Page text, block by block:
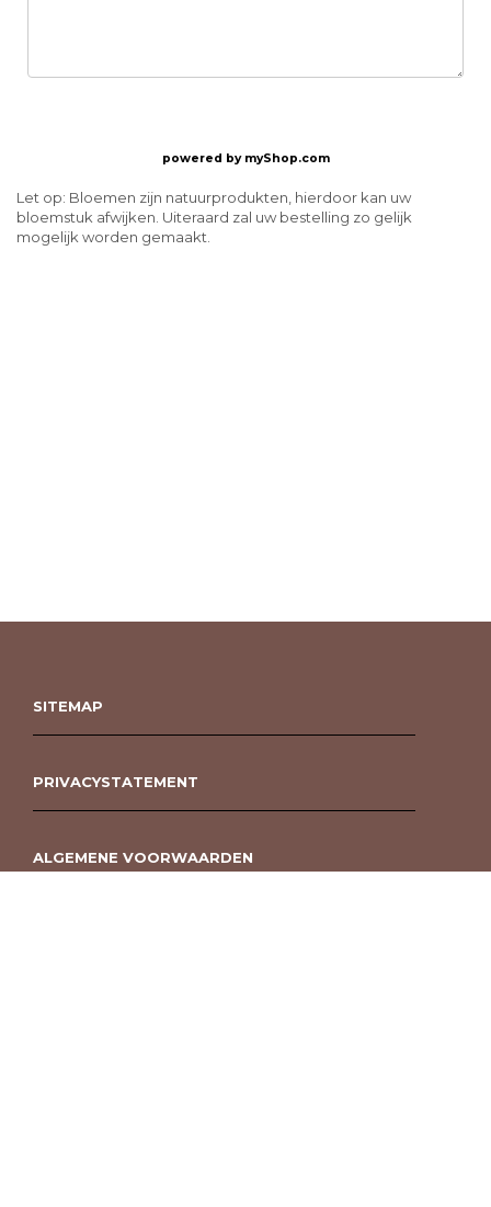
powered by myShop.com
Let op: Bloemen zijn natuurprodukten, hierdoor kan uw
bloemstuk afwijken. Uiteraard zal uw bestelling zo gelijk
mogelijk worden gemaakt.
SITEMAP
PRIVACYSTATEMENT
ALGEMENE VOORWAARDEN